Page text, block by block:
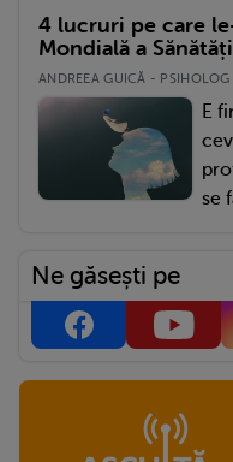
4 lucruri pe care
Mondială a
ANDREEA GUICĂ -
E
se
Ne găsești pe